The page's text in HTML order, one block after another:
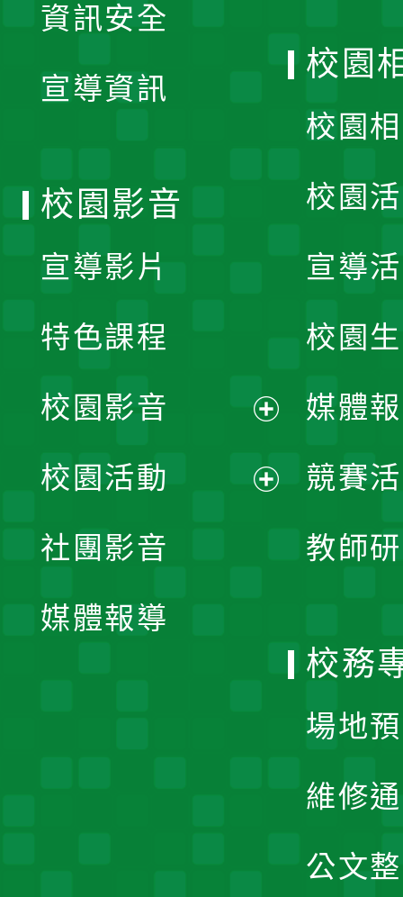
資訊安全
宣導資訊
校園
校園
校園
宣導
校園
媒體
競賽
教師
校園影音
宣導影片
特色課程
校園影音
開
校園活動
社團影音
媒體報導
校務
場地
維修
公文